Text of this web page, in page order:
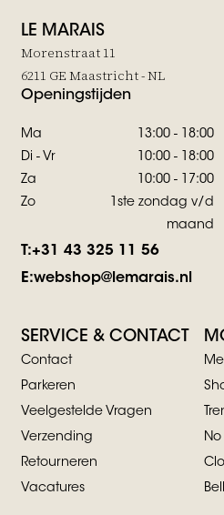
LE MARAIS
Morenstraat 11
6211 GE Maastricht - NL
Openingstijden
Ma
13:00 - 18:00
Di - Vr
10:00 - 18:00
Za
10:00 - 17:00
Zo
1ste zondag v/d
maand
T:+31 43 325 11 56
E:webshop@lemarais.nl
SERVICE & CONTACT
Contact
Parkeren
Veelgestelde Vragen
Verzending
Retourneren
Vacatures